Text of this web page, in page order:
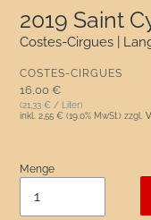
2019 Saint
Costes-Cirgues |
VERKÄUFER
COSTES-CIRGUES
Normaler Preis
16,00 €
(21,33 € / Liter)
inkl. 2,55 € (19.0% MwSt.) zzgl.
Menge